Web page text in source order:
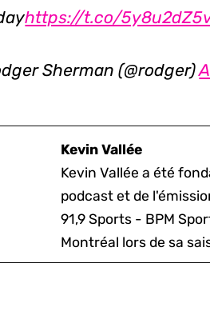
https://t.co/
Sherman (@rodger)
Kevin Vallée
Kevin Vallée a été
podcast et de
91,9 Sports - BPM
Montréal lors de sa